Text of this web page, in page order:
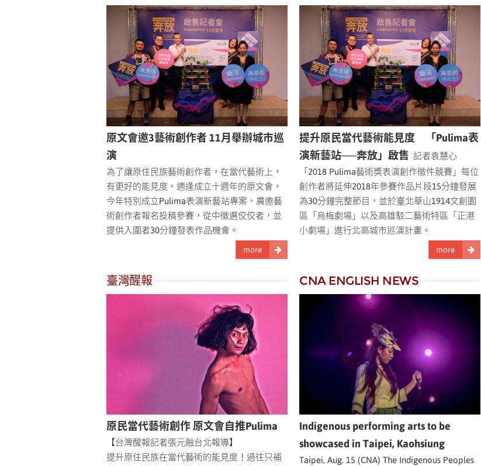
原文會邀3藝術創作者 11月舉辦城市巡
演
為了讓原住民族藝術創作者，在當代藝術上，
有更好的能見度，適逢成立十週年的原文會，
今年特別成立Pulima表演新藝站專案，廣邀藝
術創作者報名投稿參賽，從中徵選佼佼者，並
提供入圍者30分鐘發表作品機會。
more
提升原民當代藝術能見度 「Pulima表
演新藝站──奔放」啟售 記者袁慧心
「2018 Pulima藝術獎表演創作徵件競賽」每位
創作者將延伸2018年參賽作品片段15分鐘發展
為30分鐘完整節目，並於臺北華山1914文創園
區「烏梅劇場」以及高雄駁二藝術特區「正港
小劇場」進行北高城市巡演計畫。
more
臺灣醒報
原民當代藝術創作 原文會自推Pulima
【台灣醒報記者張元融台北報導】
提升原住民族在當代藝術的能見度！過往只補
CNA ENGLISH NEWS
Indigenous performing arts to be
showcased in Taipei, Kaohsiung
Taipei, Aug. 15 (CNA) The Indigenous Peoples